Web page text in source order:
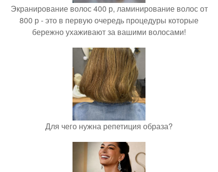
Экранирование волос 400 р, ламинирование волос от
800 р - это в первую очередь процедуры которые
бережно ухаживают за вашими волосами!
Для чего нужна репетиция образа?